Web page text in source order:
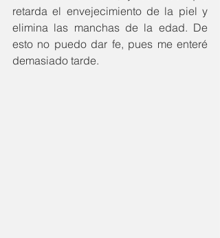
retarda el envejecimiento de la piel y
elimina las manchas de la edad. De
esto no puedo dar fe, pues me enteré
demasiado tarde.